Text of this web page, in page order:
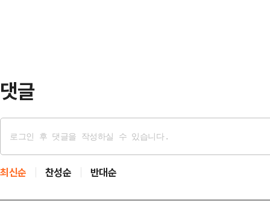
댓글
최신순 찬성순 반대순